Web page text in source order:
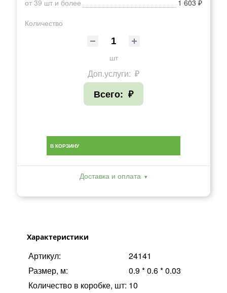
от 39 шт и более
1 603 ₽
Количество
шт
Доп.услуги: ₽
Всего: ₽
В КОРЗИНУ
Доставка и оплата
Характеристики
Артикул:
24141
Размер, м:
0.9 * 0.6 * 0.03
Количество в коробке, шт: 10